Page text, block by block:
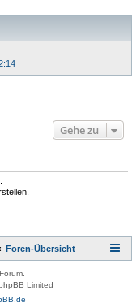
Gehe zu
Foren-Übersicht
Forum.
Limited